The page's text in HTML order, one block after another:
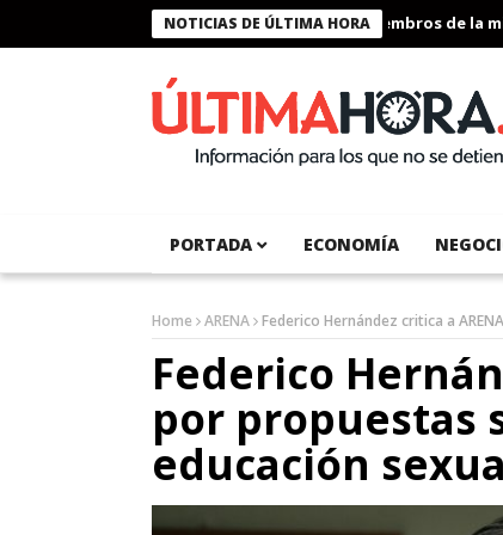
NOTICIAS DE ÚLTIMA HORA
Presidente Bukele condecora a miembros de la
PORTADA ECONOMÍA
Home ARENA Federico Hernández critica a
Federico
por propuestas
educación